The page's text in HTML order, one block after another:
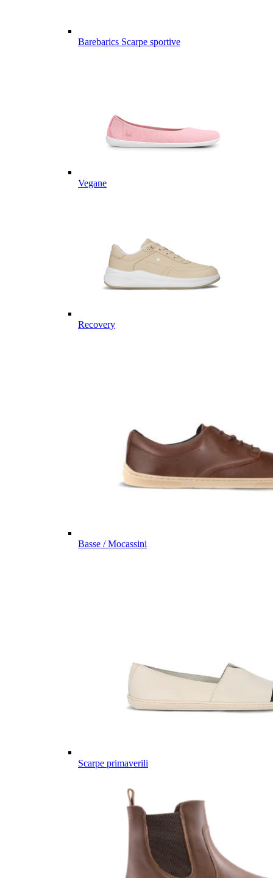
Barebarics Scarpe sportive
Vegane
Recovery
Basse / Mocassini
Scarpe primaverili